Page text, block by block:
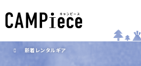
新着レンタルギア